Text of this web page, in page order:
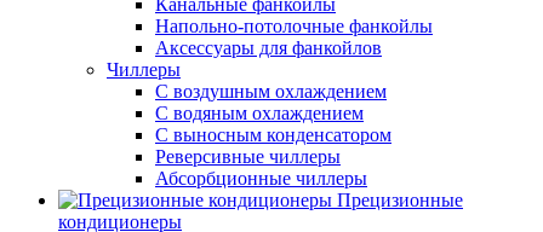
Канальные фанкойлы
Напольно-потолочные фанкойлы
Аксессуары для фанкойлов
Чиллеры
С воздушным охлаждением
С водяным охлаждением
С выносным конденсатором
Реверсивные чиллеры
Абсорбционные чиллеры
Прецизионные
кондиционеры